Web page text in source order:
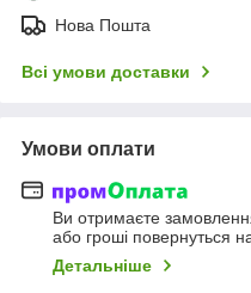
Нова Пошта
Всі умови доставки
Умови оплати
Ви отримаєте
або гроші повернуться
Детальніше